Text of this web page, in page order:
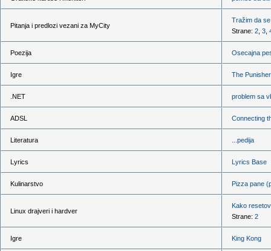
Pitanja i predlozi vezani za MyCity
Tražim da
Strane: 2 3
Poezija Osecajna
Igre The Punisher
.NET problem sa
ADSL Connecting
Literatura ...pedija
Lyrics Lyrics Base
Kulinarstvo Pizza pane
Linux drajveri i hardver
Kako
Strane: 2
Igre King Kong